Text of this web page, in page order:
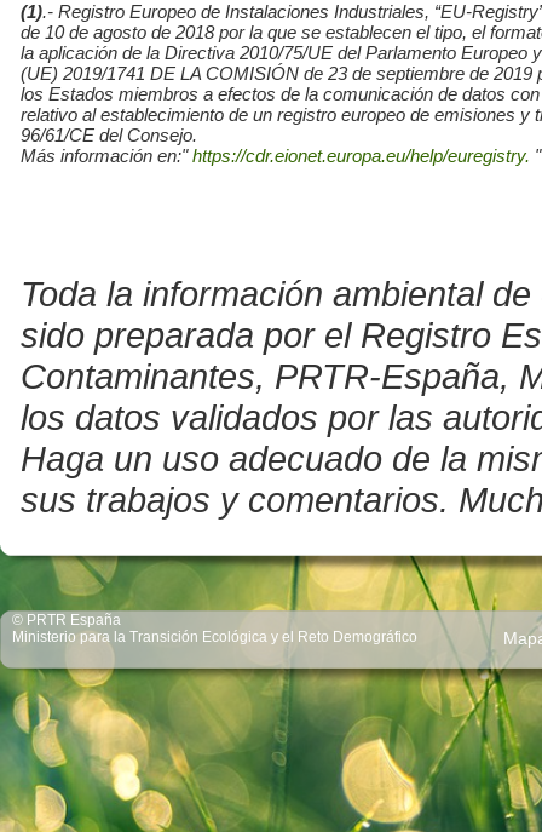
(1).- Registro Europeo de Instalaciones Industriales, “EU-
de 10 de agosto de 2018 por la que se establecen el tipo, el
la aplicación de la Directiva 2010/75/UE del Parlamento
(UE) 2019/1741 DE LA COMISIÓN de 23 de septiembre de
los Estados miembros a efectos de la comunicación de datos
relativo al establecimiento de un registro europeo de emisiones
96/61/CE del Consejo.
Más información en:"https://cdr.eionet.europa.eu/help/euregistry. "
Toda la información ambiental
sido preparada por el Registro
Contaminantes, PRTR-España,
los datos validados por las
Haga un uso adecuado de la
sus trabajos y comentarios.
© PRTR España
Ministerio para la Transición Ecológica y el Reto Demográfico